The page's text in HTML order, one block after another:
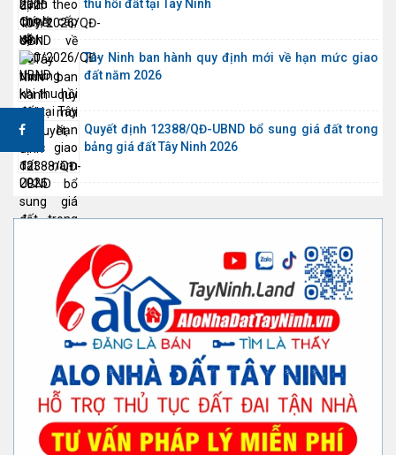
thu hồi đất tại Tây Ninh
Tây Ninh ban hành quy định mới về hạn mức giao
đất năm 2026
Quyết định 12388/QĐ-UBND bổ sung giá đất trong
bảng giá đất Tây Ninh 2026